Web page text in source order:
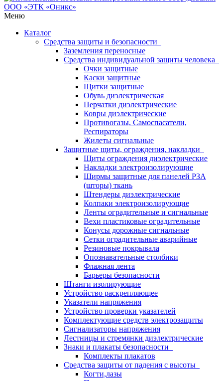
Меню
Каталог
Средства защиты и безопасности
Заземления переносные
Средства индивидуальной защиты человека
Очки защитные
Каски защитные
Щитки защитные
Обувь диэлектрическая
Перчатки диэлектрические
Ковры диэлектрические
Противогазы, Самоспасатели,
Респираторы
Жилеты сигнальные
Защитные щиты, ограждения, накладки
Щиты ограждения диэлектрические
Накладки электроизолирующие
Ширмы защитные для панелей РЗА
(шторы) ткань
Штендеры диэлектрические
Колпаки электроизолирующие
Ленты оградительные и сигнальные
Вехи пластиковые оградительные
Конусы дорожные сигнальные
Сетки оградительные аварийные
Резиновые покрывала
Опознавательные столбики
Флажная лента
Барьеры безопасности
Штанги изолирующие
Устройство раскрепляющее
Указатели напряжения
Устройство проверки указателей
Комплектующие средств электрозащиты
Сигнализаторы напряжения
Лестницы и стремянки диэлектрические
Знаки и плакаты безопасности
Комплекты плакатов
Средства защиты от падения с высоты
Когти,лазы